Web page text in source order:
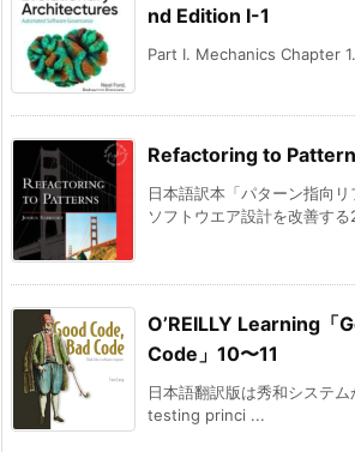
nd Edition I-1
Part I. Mechanics Chapter
Refactoring to
日本語訳本「パターン指向
ソフトウエア設計を改善す
O’REILLY Learning「
Code」10〜11
日本語翻訳版は秀和システ
testing princi ...